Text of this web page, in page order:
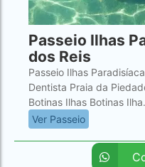
Passeio Ilhas
dos Reis
Passeio Ilhas
Dentista Praia da
Botinas Ilhas Botinas
Ver Passeio